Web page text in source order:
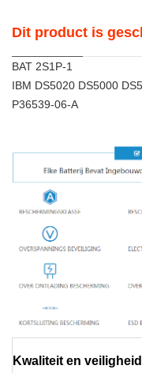
Dit product is
BAT 2S1P-1
IBM DS5020 DS5000
P36539-06-A
Kwaliteit en